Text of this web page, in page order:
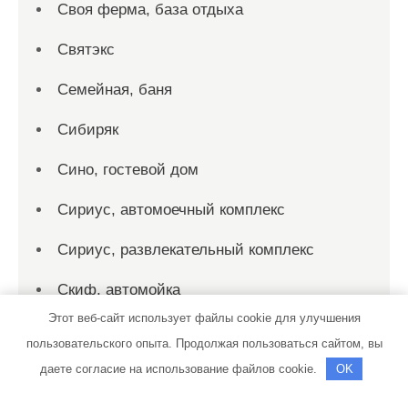
Своя ферма, база отдыха
Святэкс
Семейная, баня
Сибиряк
Сино, гостевой дом
Сириус, автомоечный комплекс
Сириус, развлекательный комплекс
Скиф, автомойка
Скиф, автомойка
Скиф, автомойка
Этот веб-сайт использует файлы cookie для улучшения
пользовательского опыта. Продолжая пользоваться сайтом, вы
даете согласие на использование файлов cookie.
OK